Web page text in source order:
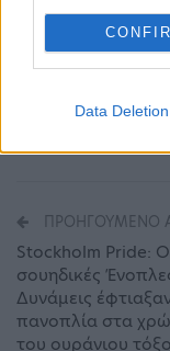
Data Deletion
ΠΡΟΗΓΟΎΜΕΝΟ
Stockholm Pride:
σουηδικές
Δυνάμεις
πανοπλία στα
του ουράνιου